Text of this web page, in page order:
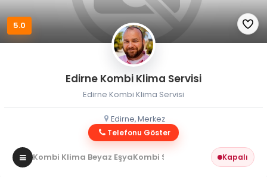
5.0
Edirne Kombi Klima Servisi
Edirne Kombi Klima Servisi
Edirne, Merkez
Telefonu Göster
Kombi Klima Beyaz EşyaKombi Servisi Kapalı